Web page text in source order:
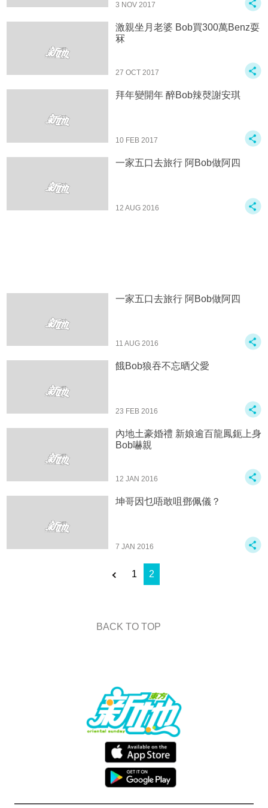
3 NOV 2017
激親坐月老婆 Bob買300萬Benz耍
冧
27 OCT 2017
拜年變開年 醉Bob辣㷫謝安琪
10 FEB 2017
一家五口去旅行 阿Bob做阿四
12 AUG 2016
一家五口去旅行 阿Bob做阿四
11 AUG 2016
餓Bob狼吞不忘晒父愛
23 FEB 2016
內地土豪婚禮 新娘逾百龍鳳鈪上身
Bob嚇親
12 JAN 2016
坤哥因乜唔敢咀鄧佩儀？
7 JAN 2016
1 2
BACK TO TOP